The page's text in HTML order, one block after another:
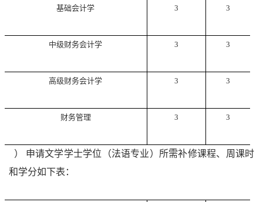
基础会计学 3 3
中级财务会计学 3 3
高级财务会计学 3 3
财务管理 3 3
）
申请文学学士学位（法语专业）所需补修课程、周课时
和学分如下表：